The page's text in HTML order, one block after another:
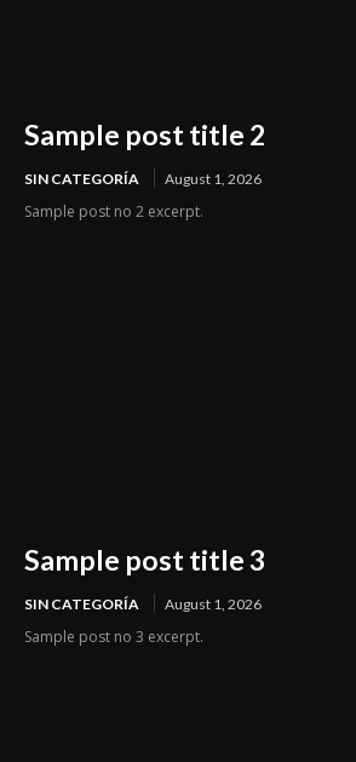
Sample post title 2
SIN CATEGORÍA August 1, 2026
Sample post no 2 excerpt.
Sample post title 3
SIN CATEGORÍA August 1, 2026
Sample post no 3 excerpt.